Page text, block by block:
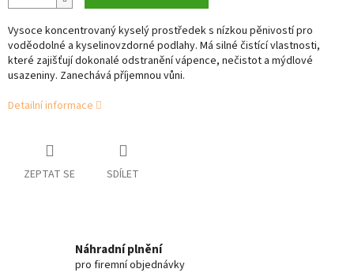
Vysoce koncentrovaný kyselý prostředek s nízkou pěnivostí pro
voděodolné a kyselinovzdorné podlahy. Má silné čistící vlastnosti,
které zajišťují dokonalé odstranění vápence, nečistot a mýdlové
usazeniny. Zanechává příjemnou vůni.
Detailní informace
ZEPTAT SE SDÍLET
Náhradní plnění
pro firemní objednávky